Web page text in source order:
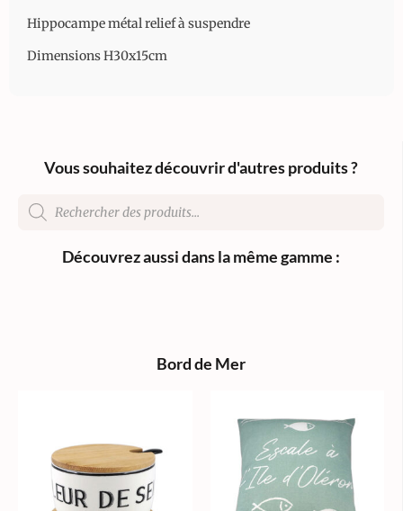
Hippocampe métal relief à suspendre
Dimensions H30x15cm
Vous souhaitez découvrir d'autres produits ?
Découvrez aussi dans la même gamme :
Bord de Mer